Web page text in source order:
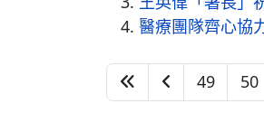
醫療團隊齊心協
49 50